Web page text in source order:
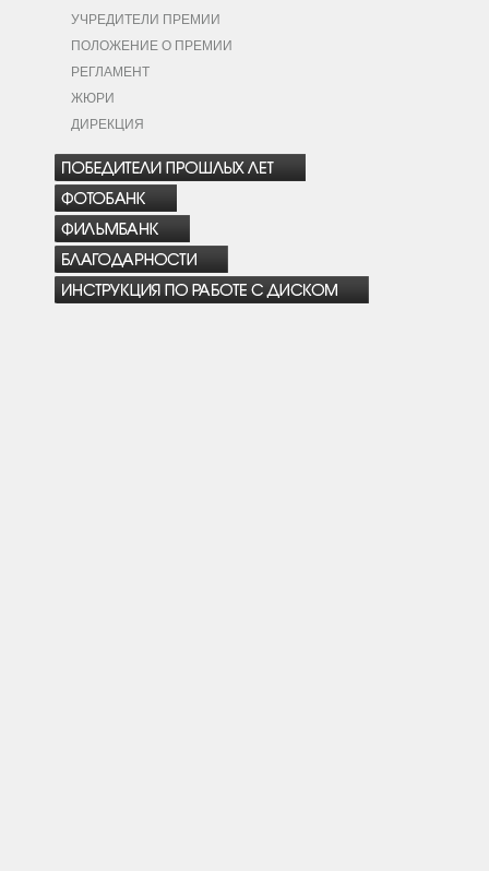
УЧРЕДИТЕЛИ ПРЕМИИ
ПОЛОЖЕНИЕ О ПРЕМИИ
РЕГЛАМЕНТ
ЖЮРИ
ДИРЕКЦИЯ